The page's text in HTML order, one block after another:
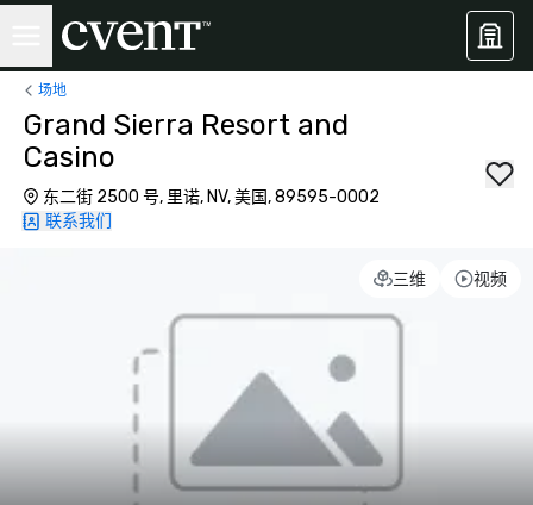
场地
Grand Sierra Resort and
Casino
东二街 2500 号, 里诺, NV, 美国, 89595-0002
联系我们
三维 视频